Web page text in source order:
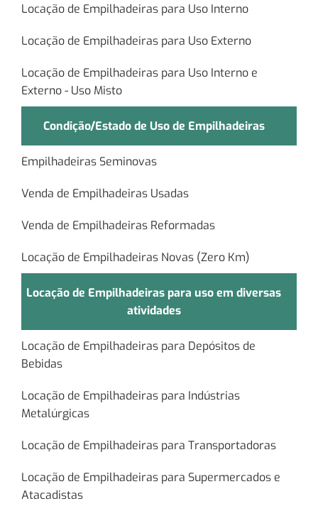
Locação de Empilhadeiras para Uso Interno
Locação de Empilhadeiras para Uso Externo
Locação de Empilhadeiras para Uso Interno e
Externo - Uso Misto
Condição/Estado de Uso de Empilhadeiras
Empilhadeiras Seminovas
Venda de Empilhadeiras Usadas
Venda de Empilhadeiras Reformadas
Locação de Empilhadeiras Novas (Zero Km)
Locação de Empilhadeiras para uso em diversas
atividades
Locação de Empilhadeiras para Depósitos de
Bebidas
Locação de Empilhadeiras para Indústrias
Metalúrgicas
Locação de Empilhadeiras para Transportadoras
Locação de Empilhadeiras para Supermercados e
Atacadistas